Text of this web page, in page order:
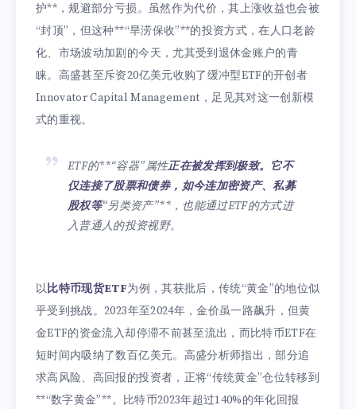
护**，规避部分亏损。虽然作为代价，其上涨收益也会被
“封顶”，但这种**“旱涝保收”**的投资方式，在人口老龄
化、市场波动加剧的今天，尤其受到退休金账户的青
睐。高盛甚至斥资20亿美元收购了缓冲型ETF的开创者
Innovator Capital Management，足见其对这一创新模
式的重视。
ETF的**“容器”属性正在被发挥到极致。它不
仅连接了股票和债券，如今连加密资产、私募
股权等“另类资产”**，也能通过ETF的方式进
入普通人的投资视野。
以比特币现货ETF为例，其获批后，传统“黄金”的地位似
乎受到挑战。2023年至2024年，金价虽一路飙升，但黄
金ETF的资金流入却停滞不前甚至流出，而比特币ETF在
短时间内吸纳了数百亿美元。高盛分析师指出，部分追
求高风险、高回报的投资者，正将“传统黄金”仓位转移到
**“数字黄金”**。比特币2023年超过140%的年化回报